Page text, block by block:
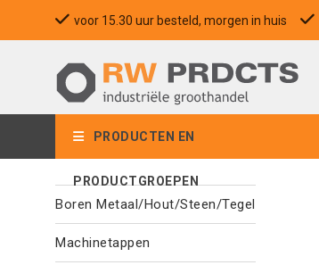
voor 15.30 uur besteld, morgen in huis
PRODUCTEN EN
PRODUCTGROEPEN
Boren Metaal/Hout/Steen/Tegel
Machinetappen